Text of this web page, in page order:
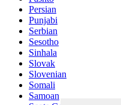
Persian
Punjabi
Serbian
Sesotho
Sinhala
Slovak
Slovenian
Somali
Samoan